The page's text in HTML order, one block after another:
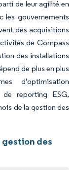
de leur agilité en
les gouvernements
des acquisitions
de Compass
des installations
de plus en plus
d'optimisation
reporting ESG,
de la gestion des
gestion des